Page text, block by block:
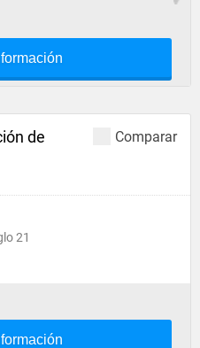
Comparar
de
21